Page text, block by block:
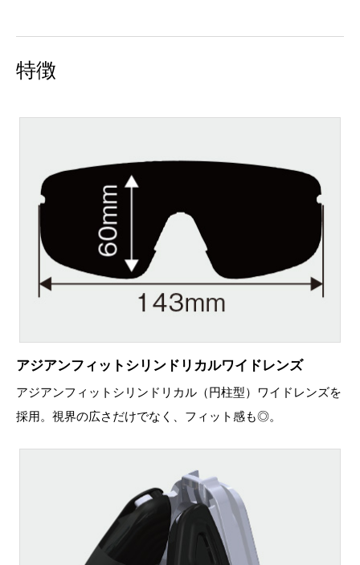
特徴
アジアンフィットシリンドリカルワイドレンズ
アジアンフィットシリンドリカル（円柱型）ワイドレンズを
採用。視界の広さだけでなく、フィット感も◎。